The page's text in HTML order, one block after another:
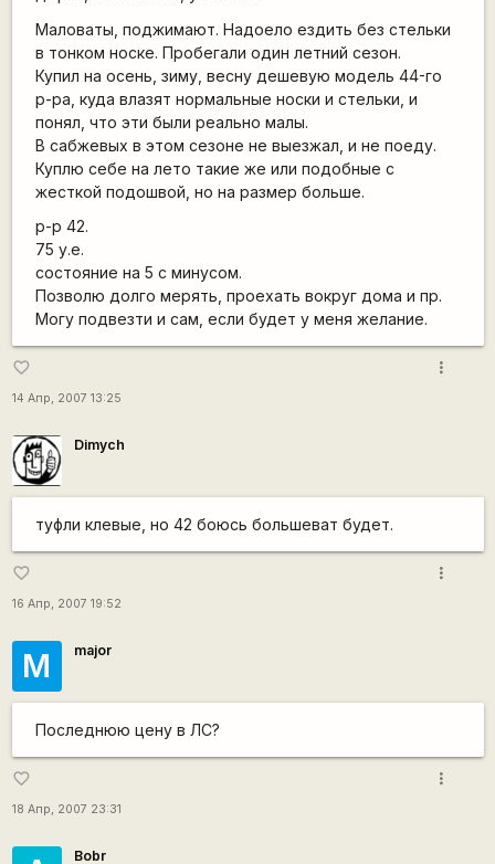
Маловаты, поджимают. Надоело ездить без стельки
в тонком носке. Пробегали один летний сезон.
Купил на осень, зиму, весну дешевую модель 44-го
р-ра, куда влазят нормальные носки и стельки, и
понял, что эти были реально малы.
В сабжевых в этом сезоне не выезжал, и не поеду.
Куплю себе на лето такие же или подобные с
жесткой подошвой, но на размер больше.
р-р 42.
75 у.е.
состояние на 5 с минусом.
Позволю долго мерять, проехать вокруг дома и пр.
Могу подвезти и сам, если будет у меня желание.
favorite_border
14 Апр, 2007 13:25
more_vert
Dimych
туфли клевые, но 42 боюсь большеват будет.
favorite_border
16 Апр, 2007 19:52
more_vert
M major
Последнюю цену в ЛС?
favorite_border
18 Апр, 2007 23:31
more_vert
Bobr